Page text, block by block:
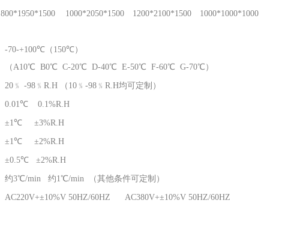
800*1950*1500 1000*2050*1500 1200*2100*1500 1000*1000*1000
-70-+100℃（150℃）
（A10℃ B0℃ C-20℃ D-40℃ E-50℃ F-60℃ G-70℃）
20﹪ -98﹪R.H （10﹪-98﹪R.H均可定制）
0.01℃ 0.1%R.H
±1℃ ±3%R.H
±1℃ ±2%R.H
±0.5℃ ±2%R.H
约3℃/min 约1℃/min （其他条件可定制）
AC220V+±10%V 50HZ/60HZ AC380V+±10%V 50HZ/60HZ